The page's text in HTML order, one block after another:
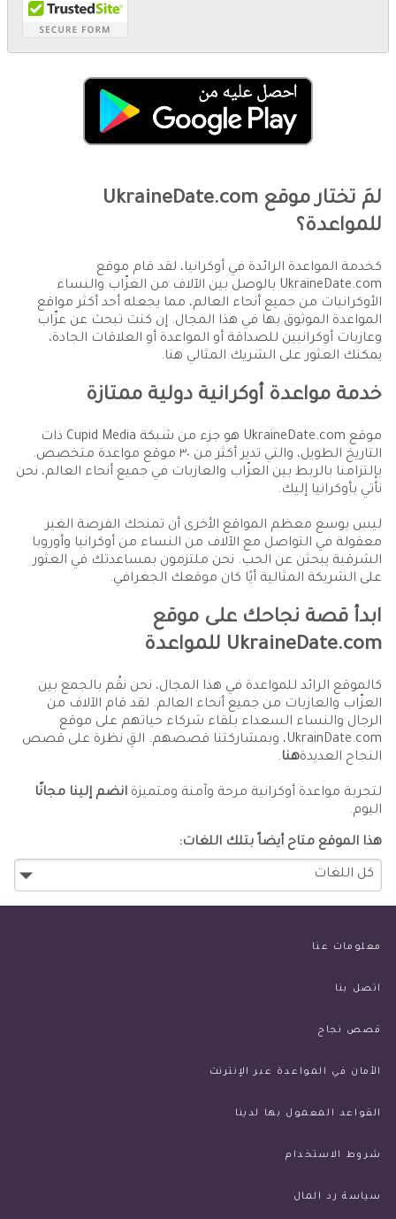
لمَ تختار موقع UkraineDate.com
للمواعدة؟
كخدمة المواعدة الرائدة في أوكرانيا، لقد قام موقع
UkraineDate.com بالوصل بين الآلاف من العزّاب والنساء
الأوكرانيات من جميع أنحاء العالم، مما يجعله أحد أكثر مواقع
المواعدة الموثوق بها في هذا المجال. إن كنت تبحث عن عزّاب
وعازبات أوكرانيين للصداقة أو المواعدة أو العلاقات الجادة،
يمكنك العثور على الشريك المثالي هنا.
خدمة مواعدة أوكرانية دولية ممتازة
موقع UkraineDate.com هو جزء من شبكة Cupid Media ذات
التاريخ الطويل، والتي تدير أكثر من ٣٠ موقع مواعدة متخصص.
بإلتزامنا بالربط بين العزّاب والعازبات في جميع أنحاء العالم، نحن
نأتي بأوكرانيا إليك.
ليس بوسع معظم المواقع الأخرى أن تمنحك الفرصة الغير
معقولة في التواصل مع الآلاف من النساء من أوكرانيا وأوروبا
الشرقية يبحثن عن الحب. نحن ملتزمون بمساعدتك في العثور
على الشريكة المثالية أيًا كان موقعك الجغرافي.
ابدأ قصة نجاحك على موقع
UkraineDate.com للمواعدة
كالموقع الرائد للمواعدة في هذا المجال، نحن نقُم بالجمع بين
العزّاب والعازبات من جميع أنحاء العالم. لقد قام الآلاف من
الرجال والنساء السعداء بلقاء شركاء حياتهم على موقع
UkrainDate.com، وبمشاركتنا قصصهم. القِ نظرة على قصص
النجاح العديدةهنا.
لتجربة مواعدة أوكرانية مرحة وآمنة ومتميزة انضم إلينا مجانًا
اليوم.
هذا الموقع متاح أيضاً بتلك اللغات:
معلومات عنا
اتصل بنا
قصص نجاح
الأمان في المواعدة عبر الإنترنت
القواعد المعمول بها لدينا
شروط الاستخدام
سياسة رد المال